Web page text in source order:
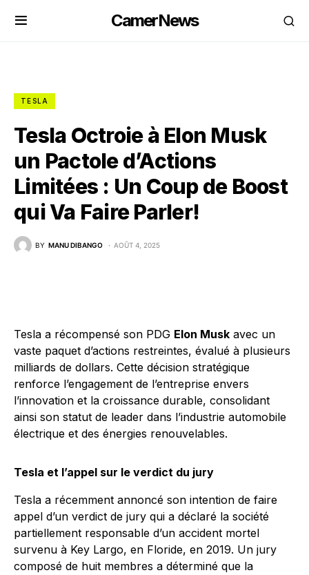
CamerNews
TESLA
Tesla Octroie à Elon Musk
un Pactole d’Actions
Limitées : Un Coup de Boost
qui Va Faire Parler!
BY MANU DIBANGO AOÛT 4, 2025
Tesla a récompensé son PDG Elon Musk avec un
vaste paquet d’actions restreintes, évalué à plusieurs
milliards de dollars. Cette décision stratégique
renforce l’engagement de l’entreprise envers
l’innovation et la croissance durable, consolidant
ainsi son statut de leader dans l’industrie automobile
électrique et des énergies renouvelables.
Tesla et l’appel sur le verdict du jury
Tesla a récemment annoncé son intention de faire
appel d’un verdict de jury qui a déclaré la société
partiellement responsable d’un accident mortel
survenu à Key Largo, en Floride, en 2019. Un jury
composé de huit membres a déterminé que la